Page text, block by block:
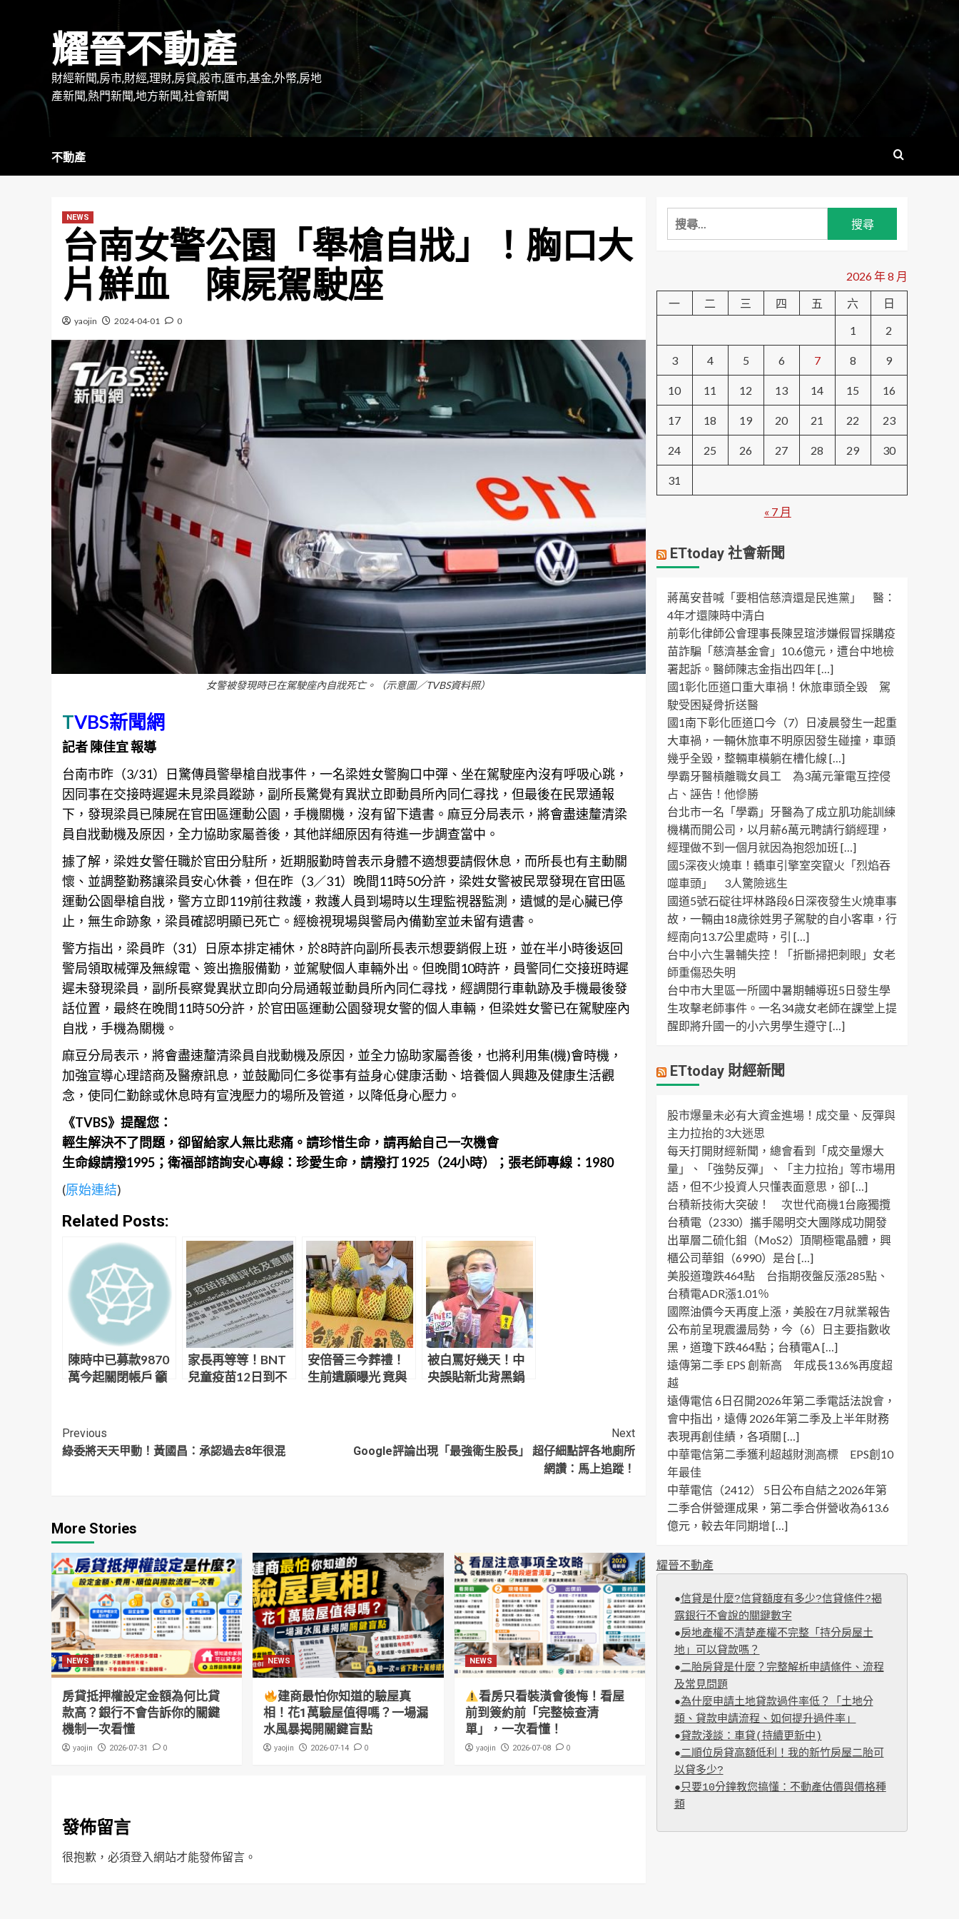
耀晉不動產
財經新聞,房市,財經,理財,房貸,股市,匯市,基金,外幣,房地
產新聞,熱門新聞,地方新聞,社會新聞
不動產
NEWS
台南女警公園「舉槍自戕」！胸口大
片鮮血 陳屍駕駛座
yaojin 2024-04-01 0
女警被發現時已在駕駛座內自戕死亡。（示意圖／TVBS資料照）
TVBS新聞網
記者 陳佳宜 報導
台南市昨（3/31）日驚傳員警舉槍自戕事件，一名梁姓女警胸口中彈、坐在駕駛座內沒有呼吸心跳，
因同事在交接時遲遲未見梁員蹤跡，副所長驚覺有異狀立即動員所內同仁尋找，但最後在民眾通報
下，發現梁員已陳屍在官田區運動公園，手機關機，沒有留下遺書。 麻豆分局表示，將會盡速釐清梁
員自戕動機及原因，全力協助家屬善後，其他詳細原因有待進一步調查當中。
據了解，梁姓女警任職於官田分駐所，近期服勤時曾表示身體不適想要請假休息，而所長也有主動關
懷、並調整勤務讓梁員安心休養，但在昨（3／31）晚間11時50分許，梁姓女警被民眾發現在官田區
運動公園舉槍自戕，警方立即119前往救護，救護人員到場時以生理監視器監測，遺憾的是心臟已停
止，無生命跡象，梁員確認明顯已死亡。經檢視現場與警局內備勤室並未留有遺書。
警方指出，梁員昨（31）日原本排定補休，於8時許向副所長表示想要銷假上班，並在半小時後返回
警局領取械彈及無線電、簽出擔服備勤，並駕駛個人車輛外出。但晚間10時許，員警同仁交接班時遲
遲未發現梁員，副所長察覺異狀立即向分局通報並動員所內同仁尋找，經調閱行車軌跡及手機最後發
話位置，最終在晚間11時50分許，於官田區運動公園發現女警的個人車輛，但梁姓女警已在駕駛座內
自戕，手機為關機。
麻豆分局表示，將會盡速釐清梁員自戕動機及原因，並全力協助家屬善後，也將利用集(機)會時機，
加強宣導心理諮商及醫療訊息 ，並鼓勵同仁多從事有益身心健康活動、培養個人興趣及健康生活觀
念，使同仁勤餘或休息時有宣洩壓力的場所及管道，以降低身心壓力。
《TVBS》提醒您：
輕生解決不了問題，卻留給家人無比悲痛。請珍惜生命，請再給自己一次機會
生命線請撥1995；衛福部諮詢安心專線：珍愛生命，請撥打 1925（24小時）；張老師專線：1980
(原始連結)
Related Posts:
陳時中已募款9870
萬今起關閉帳戶 籲
家長再等等！BNT
兒童疫苗12日到不
安倍晉三今葬禮！
生前遺願曝光 竟與
被白罵好幾天！中
央誤貼新北背黑鍋
Continue
Reading
Previous
綠委將天天甲動！黃國昌：承認過去8年很混
Next
Google評論出現「最強衛生股長」 超仔細點評各地廁所
網讚：馬上追蹤！
More Stories
NEWS
房貸抵押權設定金額為何比貸
款高？銀行不會告訴你的關鍵
機制一次看懂
yaojin 2026-07-31 0
NEWS
建商最怕你知道的驗屋真
相！花1萬驗屋值得嗎？一場漏
水風暴揭開關鍵盲點
yaojin 2026-07-14 0
NEWS
看房只看裝潢會後悔！看屋
前到簽約前「完整檢查清
單」，一次看懂！
yaojin 2026-07-08 0
發佈留言
很抱歉，必須登入網站才能發佈留言。
搜
尋
字:
2026 年 8 月
一
二 三 四 五 六
日
1
2
3 4 5 6 7 8 9
10 11 12 13 14 15 16
17 18 19 20 21 22 23
24 25 26 27 28 29 30
31
« 7 月
ETtoday 社會新聞
蔣萬安昔喊「要相信慈濟還是民進黨」 醫：
4年才還陳時中清白
前彰化律師公會理事長陳昱瑄涉嫌假冒採購疫
苗詐騙「慈濟基金會」10.6億元，遭台中地檢
署起訴。醫師陳志金指出四年 […]
國1彰化匝道口重大車禍！休旅車頭全毀 駕
駛受困疑骨折送醫
國1南下彰化匝道口今（7）日凌晨發生一起重
大車禍，一輛休旅車不明原因發生碰撞，車頭
幾乎全毀，整輛車橫躺在槽化線 […]
學霸牙醫槓離職女員工 為3萬元筆電互控侵
占、誣告！他慘勝
台北市一名「學霸」牙醫為了成立肌功能訓練
機構而開公司，以月薪6萬元聘請行銷經理，
經理做不到一個月就因為抱怨加班 […]
國5深夜火燒車！轎車引擎室突竄火「烈焰吞
噬車頭」 3人驚險逃生
國道5號石碇往坪林路段6日深夜發生火燒車事
故，一輛由18歲徐姓男子駕駛的自小客車，行
經南向13.7公里處時，引 […]
台中小六生暑輔失控！「折斷掃把刺眼」女老
師重傷恐失明
台中市大里區一所國中暑期輔導班5日發生學
生攻擊老師事件。一名34歲女老師在課堂上提
醒即將升國一的小六男學生遵守 […]
ETtoday 財經新聞
股市爆量未必有大資金進場！成交量、反彈與
主力拉抬的3大迷思
每天打開財經新聞，總會看到「成交量爆大
量」、「強勢反彈」、「主力拉抬」等市場用
語，但不少投資人只懂表面意思，卻 […]
台積新技術大突破！ 次世代商機1台廠獨攬
台積電（2330）攜手陽明交大團隊成功開發
出單層二硫化鉬（MoS2）頂閘極電晶體，興
櫃公司華鉬（6990）是台 […]
美股道瓊跌464點 台指期夜盤反漲285點、
台積電ADR漲1.01％
國際油價今天再度上漲，美股在7月就業報告
公布前呈現震盪局勢，今（6）日主要指數收
黑，道瓊下跌464點；台積電A […]
遠傳第二季 EPS 創新高 年成長13.6%再度超
越
遠傳電信 6日召開2026年第二季電話法說會，
會中指出，遠傳 2026年第二季及上半年財務
表現再創佳績，各項關 […]
中華電信第二季獲利超越財測高標 EPS創10
年最佳
中華電信（2412） 5日公布自結之2026年第
二季合併營運成果，第二季合併營收為613.6
億元，較去年同期增 […]
耀晉不動產
●信貸是什麼?信貸額度有多少?信貸條件?揭
露銀行不會說的關鍵數字
●房地產權不清楚產權不完整「持分房屋土
地」可以貸款嗎？
●二胎房貸是什麼？完整解析申請條件、流程
及常見問題
●為什麼申請土地貸款過件率低？「土地分
類、貸款申請流程、如何提升過件率」
●貸款淺談：車貸(持續更新中)
●二順位房貸高額低利！我的新竹房屋二胎可
以貸多少?
●只要10分鐘教您搞懂：不動產估價與價格種
類